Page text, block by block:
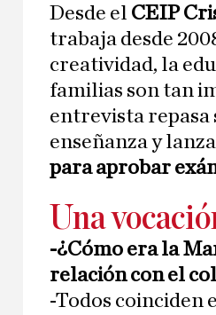
Desde el CEIP
trabaja desde
creatividad, la
familias son tan
entrevista repasa
enseñanza y
para aprobar
Una
-¿Cómo era la
relación con el
-Todos coinciden